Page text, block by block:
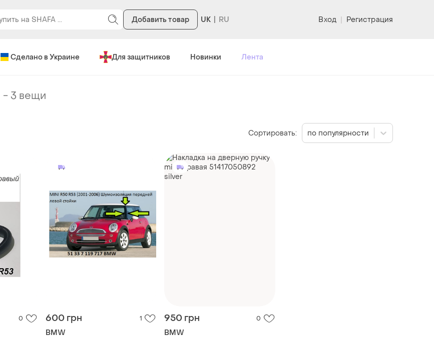
Добавить товар UK Вход | Регистрация
Сделано в Украине Для защитников Новинки Лента
- 3 вещи
0 600 грн 1
BMW
950 грн 0
BMW
Сортировать: по популярности